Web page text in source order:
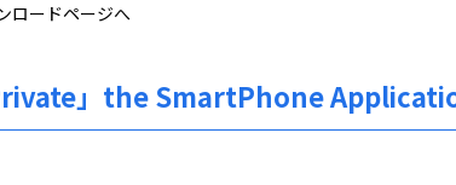
ロードページへ
」the SmartPhone